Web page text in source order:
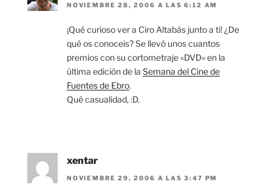
NOVIEMBRE 28, 2006 A LAS 6:12 AM
¡Qué curioso ver a Ciro Altabás junto a ti! ¿De
qué os conoceis? Se llevó unos cuantos
premios con su cortometraje «DVD» en la
última edición de la Semana del Cine de
Fuentes de Ebro.
Qué casualidad, :D.
xentar
NOVIEMBRE 29, 2006 A LAS 3:47 PM